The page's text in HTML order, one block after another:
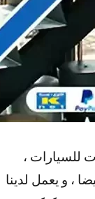
للسيارات ،
، و يعمل لدينا